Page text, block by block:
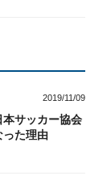
2019/11/09
サッカー協会
った理由